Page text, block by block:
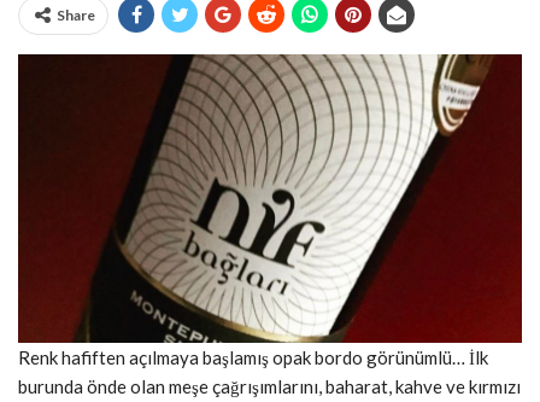
Share
Renk hafiften açılmaya başlamış opak bordo görünümlü… İlk
burunda önde olan meşe çağrışımlarını, baharat, kahve ve kırmızı